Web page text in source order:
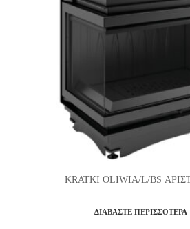
KRATKI OLIWIA/L/BS
ΔΙΑΒΆΣΤΕ ΠΕΡΙΣΣΌΤΕΡΑ